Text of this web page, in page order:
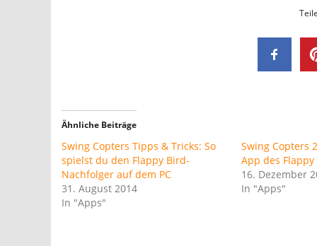
Ähnliche Beiträge
Swing Copters Tipps & Tricks: So
spielst du den Flappy Bird-
Nachfolger auf dem PC
31. August 2014
In "Apps"
Swing Copters
App des
16. Dezember
In "Apps"